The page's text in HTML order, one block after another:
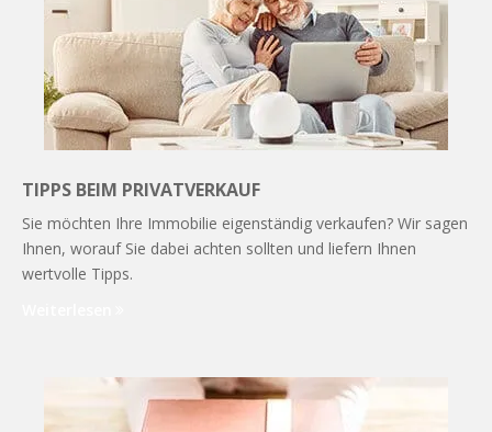
TIPPS BEIM PRIVATVERKAUF
Sie möchten Ihre Immobilie eigenständig verkaufen? Wir sagen
Ihnen, worauf Sie dabei achten sollten und liefern Ihnen
wertvolle Tipps.